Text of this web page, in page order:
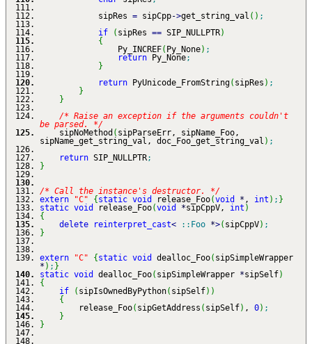
sipRes = sipCpp->get_string_val ( ) ;
if
( sipRes == SIP_NULLPTR)
{
Py_INCREF( Py_None) ;
return Py_None;
}
return PyUnicode_FromString( sipRes ) ;
}
}
/* Raise an exception if the arguments couldn't
be parsed. */
sipNoMethod ( sipParseErr, sipName_Foo,
sipName_get_string_val, doc_Foo_get_string_val ) ;
return SIP_NULLPTR;
}
/* Call the instance's destructor. */
extern
"C" { static void release_Foo(void * , int ) ; }
static void release_Foo(void *sipCppV, int )
{
delete
reinterpret_cast< :: Foo *>( sipCppV) ;
}
extern "C" { static void dealloc_Foo( sipSimpleWrapper
* ) ; }
static void dealloc_Foo( sipSimpleWrapper *sipSelf)
{
if
( sipIsOwnedByPython( sipSelf) )
{
release_Foo( sipGetAddress ( sipSelf) , 0) ;
}
}